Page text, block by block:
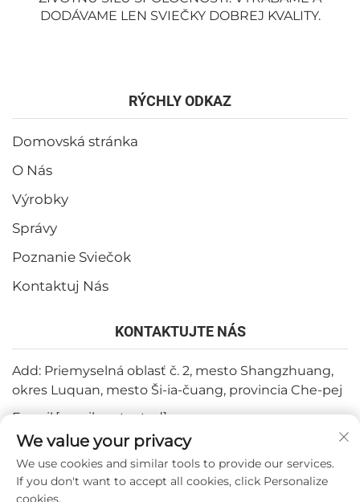
DODÁVAME LEN SVIEČKY DOBREJ KVALITY.
RÝCHLY ODKAZ
Domovská stránka
O Nás
Výrobky
Správy
Poznanie Sviečok
Kontaktuj Nás
KONTAKTUJTE NÁS
Add: Priemyselná oblasť č. 2, mesto Shangzhuang,
okres Luquan, mesto Ši-ia-čuang, provincia Che-pej
E-mail:[email protected]
Tel:+86-15932211838
Fax: +86-(0)311-67909064
We value your privacy
We use cookies and similar tools to provide our services.
If you don't want to accept all cookies, click Personalize
cookies.